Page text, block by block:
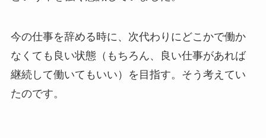
今の仕事を辞める時に、次代わりにどこかで働か
なくても良い状態（もちろん、良い仕事があれば
継続して働いてもいい）を目指す。そう考えてい
たのです。